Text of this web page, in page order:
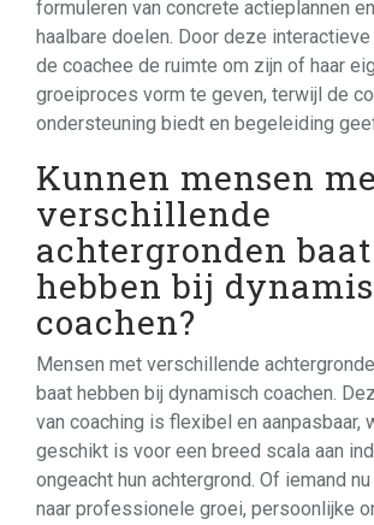
formuleren van concrete actieplannen
haalbare doelen. Door deze
de coachee de ruimte om zijn of haar
groeiproces vorm te geven, terwijl de
ondersteuning biedt en begeleiding
Kunnen mensen
verschillende
achtergronden baat
hebben bij
coachen?
Mensen met verschillende
baat hebben bij dynamisch coachen.
van coaching is flexibel en aanpasbaar,
geschikt is voor een breed scala aan
ongeacht hun achtergrond. Of iemand
naar professionele groei, persoonlijke